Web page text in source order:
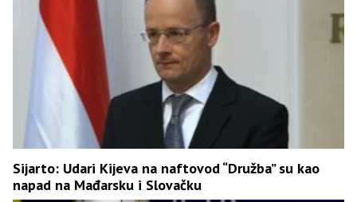
Sijarto: Udari Kijeva na naftovod “Družba” su kao
napad na Mađarsku i Slovačku